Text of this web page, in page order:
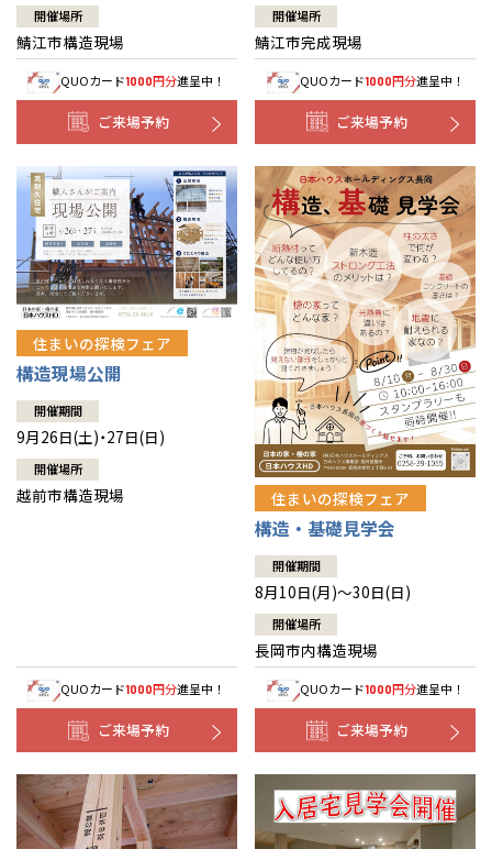
開催場所
鯖江市構造現場
QUOカード1000円分進呈中！
ご来場予約
開催場所
鯖江市完成現場
QUOカード1000円分進呈中！
ご来場予約
住まいの探検フェア
構造現場公開
開催期間
9月26日(土)・27日(日)
開催場所
越前市構造現場
QUOカード1000円分進呈中！
ご来場予約
住まいの探検フェア
構造・基礎見学会
開催期間
8月10日(月)～30日(日)
開催場所
長岡市内構造現場
QUOカード1000円分進呈中！
ご来場予約